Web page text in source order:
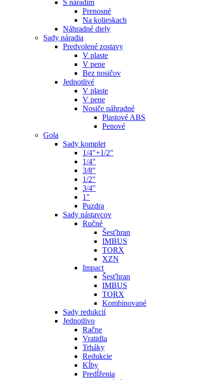
S náradím
Prenosné
Na kolieskach
Náhradné diely
Sady náradia
Predvolené zostavy
V plaste
V pene
Bez nosičov
Jednotlivé
V plaste
V pene
Nosiče náhradné
Plastové ABS
Penové
Gola
Sady komplet
1/4"+1/2"
1/4"
3/8"
1/2"
3/4"
1"
Puzdra
Sady nástavcov
Ručné
Šesťhran
IMBUS
TORX
XZN
Impact
Šesťhran
IMBUS
TORX
Kombinované
Sady redukcií
Jednotlivo
Račne
Vratidla
Trháky
Redukcie
Kĺby
Predĺženia